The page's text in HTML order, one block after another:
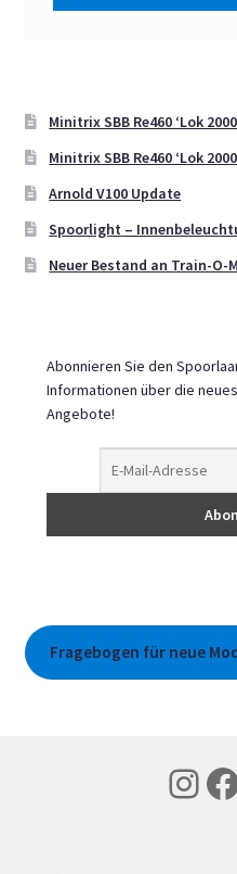
Minitrix SBB Re460 ‘Lok
Minitrix SBB Re460 ‘Lok
Arnold V100 Update
Spoorlight –
Neuer Bestand an Train-O-
Abonnieren Sie den
Informationen über die
Angebote!
Fragebogen für neue